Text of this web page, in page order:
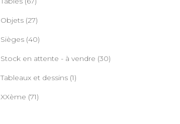
Objets (27)
Sièges (40)
Stock en attente - à vendre (30)
Tableaux et dessins (1)
XXème (71)